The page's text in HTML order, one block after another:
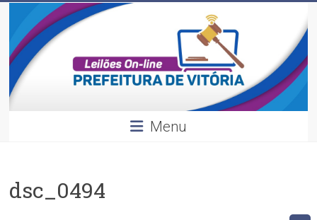
content
Leilões
Divulgação
dos
leilões
realizados
pela
Menu
dsc_0494